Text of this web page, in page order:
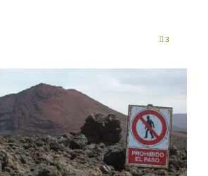
3
Spanien Sport Sportreisen Sporty Mum & Dad